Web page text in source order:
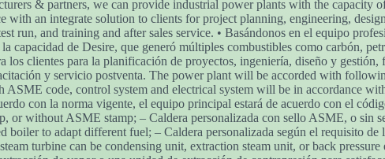
& partners, we can provide industrial power plants with the capacity
an integrate solution to clients for project planning, engineering,
run, and training and after sales service. • Basándonos en el equipo
capacidad de Desire, que generó múltiples combustibles como carbón,
clientes para la planificación de proyectos, ingeniería, diseño y
y servicio postventa. The power plant will be accorded with
code, control system and electrical system will be in accordance
con la norma vigente, el equipo principal estará de acuerdo con el
or without ASME stamp; – Caldera personalizada con sello ASME, o sin
to adapt different fuel; – Caldera personalizada según el requisito de
turbine can be condensing unit, extraction steam unit, or back